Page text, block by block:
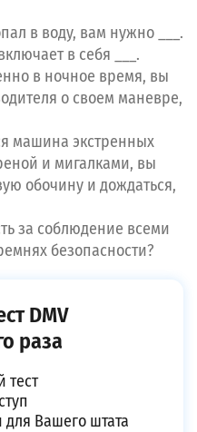
в воду, вам нужно ___.
в себя ___.
в ночное время, вы
о своем маневре,
машина экстренных
и мигалками, вы
обочину и дождаться,
за соблюдение всеми
безопасности?
DMV
раза
тест
Вашего штата